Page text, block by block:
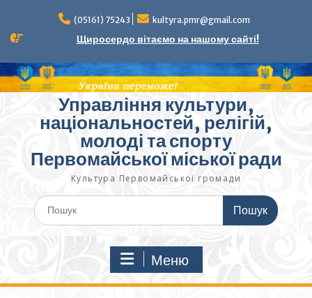
вмісту
(05161) 75243 kultyra.pmr@gmail.com
Щиросердо вітаємо на нашому сайті!
Управління культури,
національностей, релігій,
молоді та спорту
Первомайської міської ради
Культура Первомайcької громади
Шукати:
Меню